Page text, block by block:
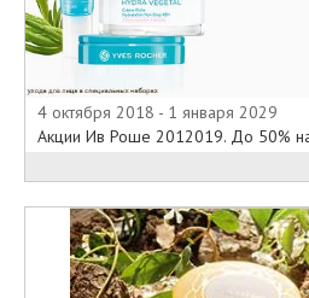
4 октября 2018 - 1 января 2029
Акции Ив Роше 2012019. До 50%